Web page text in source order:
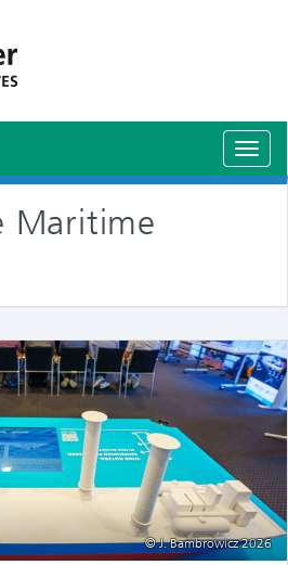
Maritime
© J. Bambrowicz 2026